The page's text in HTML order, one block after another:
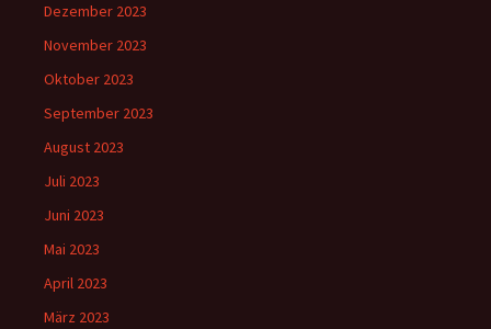
Dezember 2023
November 2023
Oktober 2023
September 2023
August 2023
Juli 2023
Juni 2023
Mai 2023
April 2023
März 2023